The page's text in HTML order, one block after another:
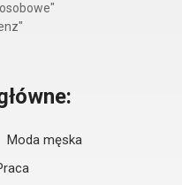
Moda męska